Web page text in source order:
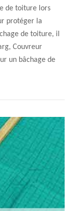
de toiture lors
protéger la
de toiture, il
Couvreur
un bâchage de